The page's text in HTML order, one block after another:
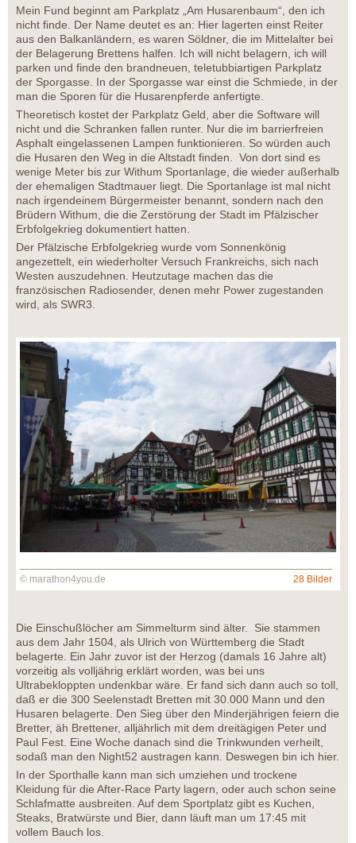
Mein Fund beginnt am Parkplatz „Am Husarenbaum“, den ich
nicht finde. Der Name deutet es an: Hier lagerten einst Reiter
aus den Balkanländern, es waren Söldner, die im Mittelalter bei
der Belagerung Brettens halfen. Ich will nicht belagern, ich will
parken und finde den brandneuen, teletubbiartigen Parkplatz
der Sporgasse. In der Sporgasse war einst die Schmiede, in der
man die Sporen für die Husarenpferde anfertigte.
Theoretisch kostet der Parkplatz Geld, aber die Software will
nicht und die Schranken fallen runter. Nur die im barrierfreien
Asphalt eingelassenen Lampen funktionieren. So würden auch
die Husaren den Weg in die Altstadt finden. Von dort sind es
wenige Meter bis zur Withum Sportanlage, die wieder außerhalb
der ehemaligen Stadtmauer liegt. Die Sportanlage ist mal nicht
nach irgendeinem Bürgermeister benannt, sondern nach den
Brüdern Withum, die die Zerstörung der Stadt im Pfälzischer
Erbfolgekrieg dokumentiert hatten.
Der Pfälzische Erbfolgekrieg wurde vom Sonnenkönig
angezettelt, ein wiederholter Versuch Frankreichs, sich nach
Westen auszudehnen. Heutzutage machen das die
französischen Radiosender, denen mehr Power zugestanden
wird, als SWR3.
© marathon4you.de 28 Bilder
Die Einschußlöcher am Simmelturm sind älter. Sie stammen
aus dem Jahr 1504, als Ulrich von Württemberg die Stadt
belagerte. Ein Jahr zuvor ist der Herzog (damals 16 Jahre alt)
vorzeitig als volljährig erklärt worden, was bei uns
Ultrabekloppten undenkbar wäre. Er fand sich dann auch so toll,
daß er die 300 Seelenstadt Bretten mit 30.000 Mann und den
Husaren belagerte. Den Sieg über den Minderjährigen feiern die
Bretter, äh Brettener, alljährlich mit dem dreitägigen Peter und
Paul Fest. Eine Woche danach sind die Trinkwunden verheilt,
sodaß man den Night52 austragen kann. Deswegen bin ich hier.
In der Sporthalle kann man sich umziehen und trockene
Kleidung für die After-Race Party lagern, oder auch schon seine
Schlafmatte ausbreiten. Auf dem Sportplatz gibt es Kuchen,
Steaks, Bratwürste und Bier, dann läuft man um 17:45 mit
vollem Bauch los.